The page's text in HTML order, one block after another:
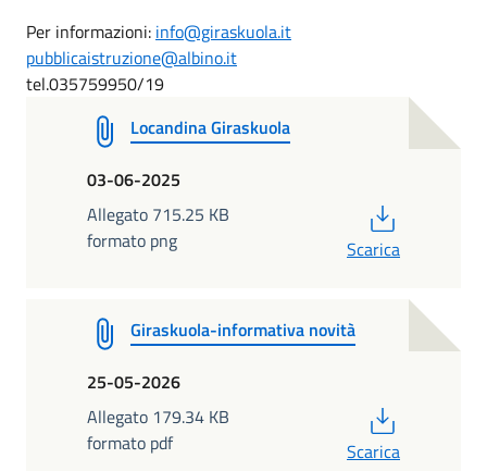
Per informazioni: info@giraskuola.it
pubblicaistruzione@albino.it
tel.035759950/19
Locandina Giraskuola
03-06-2025
Allegato 715.25 KB
formato png
Scarica
Giraskuola-informativa novità
25-05-2026
Allegato 179.34 KB
formato pdf
Scarica